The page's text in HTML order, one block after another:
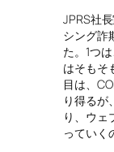
JPRS社
シング詐
た。1つ
はそもそ
目は、
り得るが
り、ウェ
っていく